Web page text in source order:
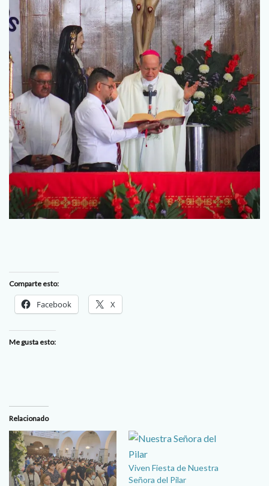
Comparte esto:
Facebook X
Me gusta esto:
Relacionado
Viven Fiesta de Nuestra
Señora del Pilar